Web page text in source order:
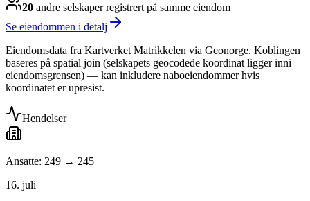
20 andre selskaperregistrert på samme eiendom
Se eiendommen i detalj
Eiendomsdata fra Kartverket Matrikkelen via Geonorge. Koblingen
baseres på spatial join (selskapets geocodede koordinat ligger inni
eiendomsgrensen) — kan inkludere naboeiendommer hvis
koordinatet er upresist.
Hendelser
Ansatte: 249 → 245
16. juli